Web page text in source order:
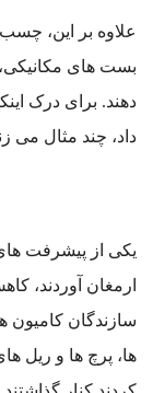
علاوه بر این، چسب
بست های
دهند. برای درک
داد، چند مثال می
یکی از پیشرفت
ارمغان آوردند،
سازندگان کامیون
ها، پرچ ها و ریل